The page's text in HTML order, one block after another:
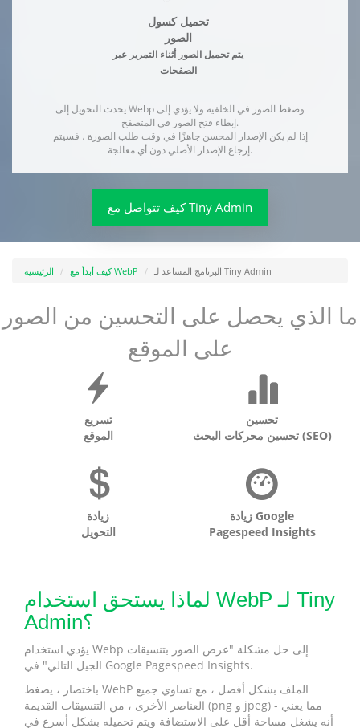
تحميل كسول
الصور
يتم تحميل الصور أثناء التمرير عبر
الصفحات
يحدث التحويل إلى Webp وضغط الصور في الخلفية ولا يؤدي إلى
إبطاء فتح الصور في المتصفح.
إذا لم يكن الإصدار المحسن جاهزًا في وقت طلب الصورة ، فسيتم
إرجاع الإصدار الأصلي دون أي معالجة.
كيف تتواصل مع Tiny Admin
الرئيسية كيف أبدأ مع WebP البرنامج المساعد لـ Tiny Admin
ما الذي يحصل على التحسين من الصور
على الموقع
تسريع
الموقع
تحسين
تحسين محركات البحث (SEO)
زيادة
التحويل
زيادة Google
Pagespeed Insights
لماذا يستحق استخدام WebP لـ Tiny
Admin؟
يؤدي استخدام Webp إلى حل مشكلة "عرض الصور بتنسيقات
الجيل التالي" في Google Pagespeed Insights.
باختصار ، يضغط WebP الملف بشكل أفضل ، مع تساوي جميع
العناصر الأخرى ، من التنسيقات القديمة (png و jpeg) - مما يعني
أنه يشغل مساحة أقل على الاستضافة ويتم تحميله بشكل أسرع في